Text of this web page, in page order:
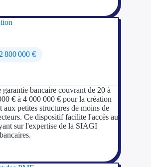
800 000 €
bancaire couvrant de 20 à
€ à 4 000 000 € pour la création
aux petites structures de moins de
Ce dispositif facilite l'accès au
sur l'expertise de la SIAGI